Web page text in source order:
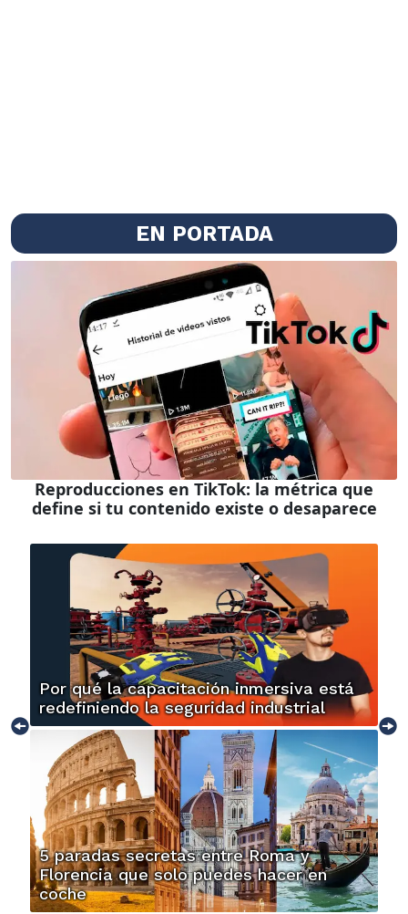
EN PORTADA
Reproducciones en TikTok: la métrica que
define si tu contenido existe o desaparece
Por qué la capacitación inmersiva está
redefiniendo la seguridad industrial
5 paradas secretas entre Roma y
Florencia que solo puedes hacer en
coche